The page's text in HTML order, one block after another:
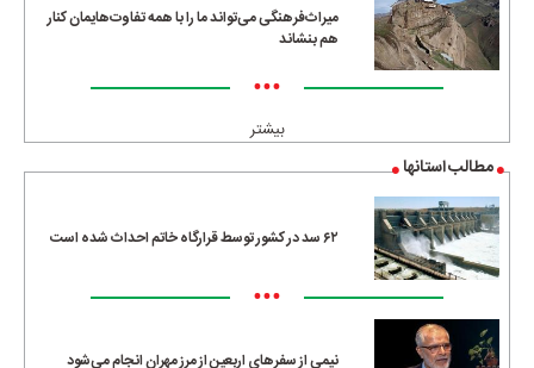
میراث‌فرهنگی می‌تواند ما را با همه تفاوت‌هایمان کنار
هم بنشاند
•••
بیشتر
مطالب استانها
۶۲ سد در کشور توسط قرارگاه خاتم احداث شده است
•••
نیمی از سفرهای اربعین از مرز مهران انجام می‌شود